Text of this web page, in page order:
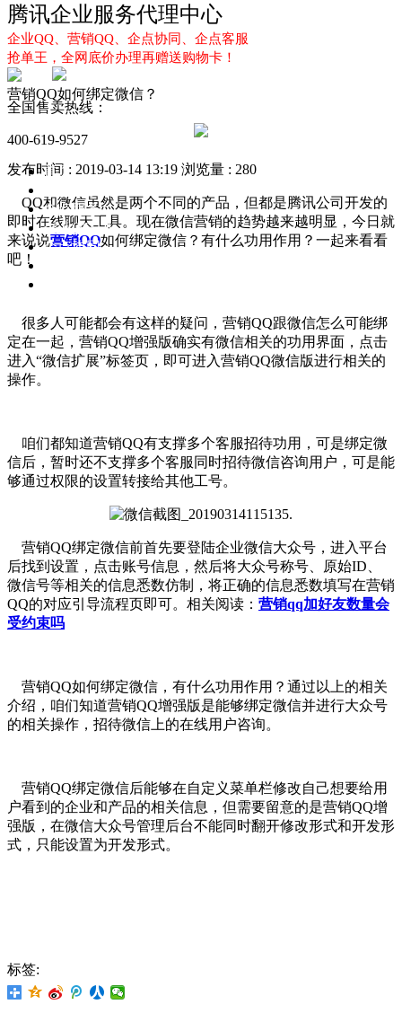
腾讯企业服务代理中心
企业QQ、营销QQ、企点协同、企点客服
抢单王，全网底价办理再赠送购物卡！
全国售卖热线：
400-619-9527
首页
企点服务
企业QQ2.0
企点协同
营销QQ如何绑定微信？
发布时间 : 2019-03-14 13:19 浏览量 : 280
QQ和微信虽然是两个不同的产品，但都是腾讯公司开发的
即时在线聊天工具。现在微信营销的趋势越来越明显，今日就
来说说营销QQ如何绑定微信？有什么功用作用？一起来看看
吧！
很多人可能都会有这样的疑问，营销QQ跟微信怎么可能绑
定在一起，营销QQ增强版确实有微信相关的功用界面，点击
进入“微信扩展”标签页，即可进入营销QQ微信版进行相关的
操作。
咱们都知道营销QQ有支撑多个客服招待功用，可是绑定微
信后，暂时还不支撑多个客服同时招待微信咨询用户，可是能
够通过权限的设置转接给其他工号。
营销QQ绑定微信前首先要登陆企业微信大众号，进入平台
后找到设置，点击账号信息，然后将大众号称号、原始ID、
微信号等相关的信息悉数仿制，将正确的信息悉数填写在营销
QQ的对应引导流程页即可。相关阅读： 营销qq加好友数量会
受约束吗
营销QQ如何绑定微信，有什么功用作用？通过以上的相关
介绍，咱们知道营销QQ增强版是能够绑定微信并进行大众号
的相关操作，招待微信上的在线用户咨询。
营销QQ绑定微信后能够在自定义菜单栏修改自己想要给用
户看到的企业和产品的相关信息，但需要留意的是营销QQ增
强版，在微信大众号管理后台不能同时翻开修改形式和开发形
式，只能设置为开发形式。
标签: